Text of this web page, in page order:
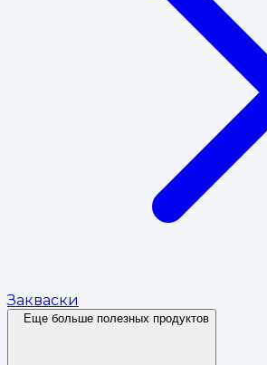
Закваски
Еще больше полезных продуктов